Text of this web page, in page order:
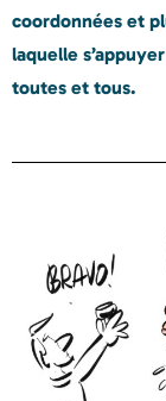
coordonnées et
laquelle
toutes et tous.